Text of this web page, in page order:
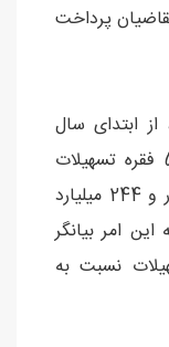
پرداخت
ابتدای سال
جاری تاکنون تعداد 485 هزار و 515 فقره تسهیلات
قرض الحسنه ازدواج به مبلغ 668 هزار و 244 میلیارد
امر بیانگر
نسبت به